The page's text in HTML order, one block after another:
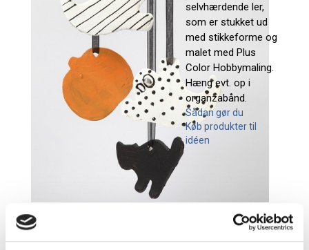
selvhærdende ler,
som er stukket ud
med stikkeforme og
malet med Plus
Color Hobbymaling.
Hæng evt. op i
organzabånd.
Sådan gør du
Køb produkter til
idéen
Sådan gør du